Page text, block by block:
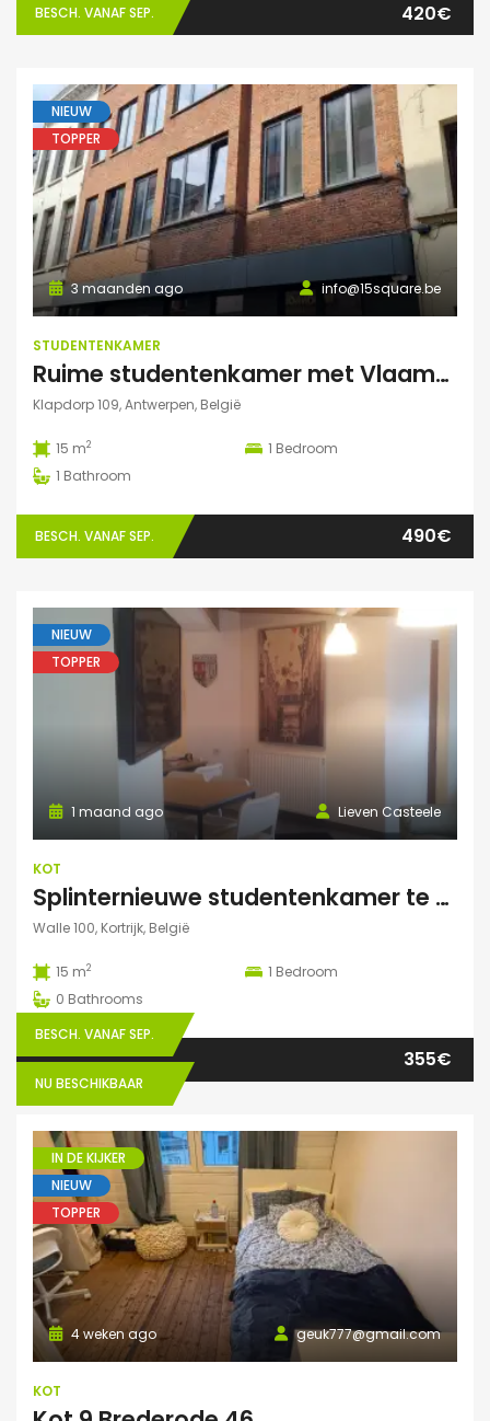
BESCH. VANAF SEP. 420€
NIEUW
TOPPER
info@15square.be
3 maanden ago
STUDENTENKAMER
Ruime studentenkamer met Vlaams kotlabel, voorzien van eigen douche en lavabo, in kleinschalige residentie
Klapdorp 109, Antwerpen, België
15 m2 1 Bedroom
1 Bathroom
BESCH. VANAF SEP. 490€
NIEUW
TOPPER
Lieven Casteele
1 maand ago
KOT
Splinternieuwe studentenkamer te huur in authentiek herenhuis
Walle 100, Kortrijk, België
15 m2 1 Bedroom
0 Bathrooms
BESCH. VANAF SEP.
NU BESCHIKBAAR
355€
IN DE KIJKER
NIEUW
TOPPER
geuk777@gmail.com
4 weken ago
KOT